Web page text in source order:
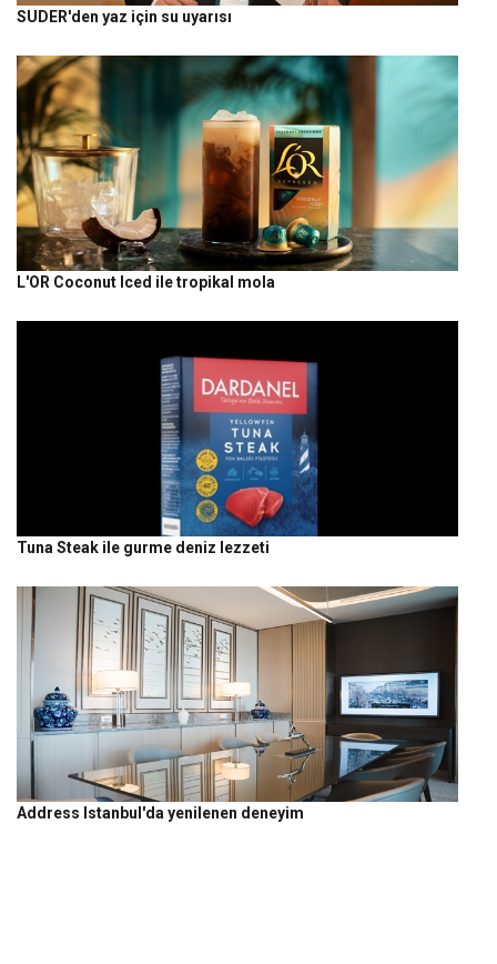
SUDER'den yaz için su uyarısı
L'OR Coconut Iced ile tropikal mola
Tuna Steak ile gurme deniz lezzeti
Address Istanbul'da yenilenen deneyim